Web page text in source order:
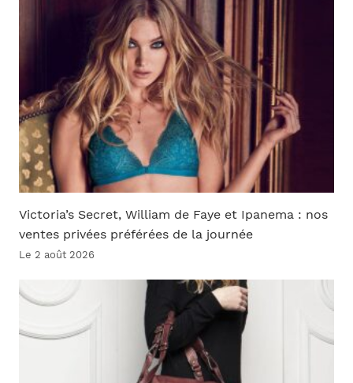
Victoria’s Secret, William de Faye et Ipanema : nos
ventes privées préférées de la journée
Le 2 août 2026